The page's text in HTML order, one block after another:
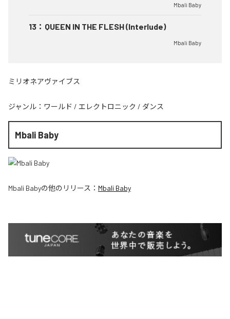
Mbali Baby
13 ： QUEEN IN THE FLESH (Interlude)
Mbali Baby
ミリオネアヴァイブス
ジャンル： ワールド / エレクトロニック / ダンス
Mbali Baby
Mbali Babyの他のリリース： Mbali Baby